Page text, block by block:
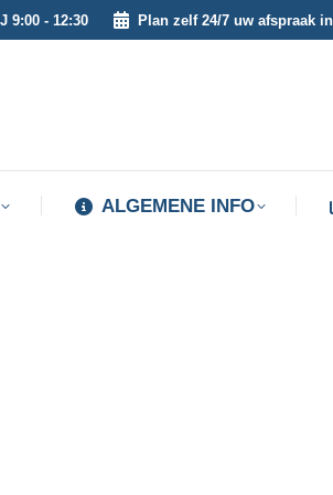
9:00 - 12:30 Plan zelf 24/7 uw afspraak in
ALGEMENE INFO
ALGEMENE INFO